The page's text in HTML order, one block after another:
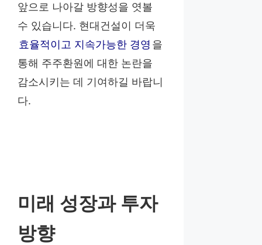
앞으로 나아갈 방향성을 엿볼
수 있습니다. 현대건설이 더욱
효율적이고 지속가능한 경영 을
통해 주주환원에 대한 논란을
감소시키는 데 기여하길 바랍니
다.
미래 성장과 투자
방향